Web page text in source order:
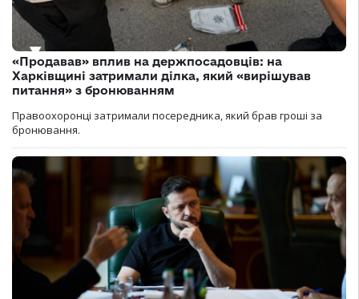
«Продавав» вплив на держпосадовців: на
Харківщині затримали ділка, який «вирішував
питання» з бронюванням
Правоохоронці затримали посередника, який брав гроші за
бронювання.